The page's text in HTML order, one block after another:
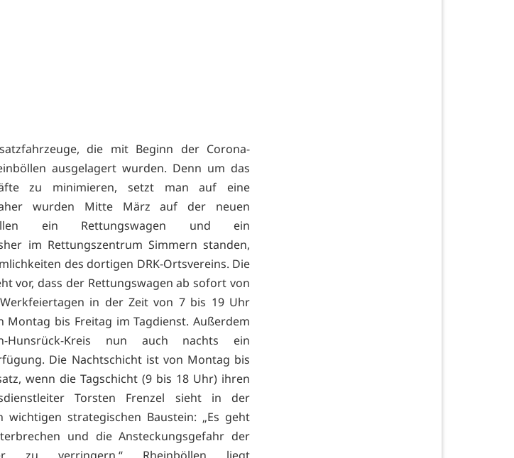
die mit Beginn der Corona-
ausgelagert wurden. Denn um das
zu minimieren, setzt man auf eine
wurden Mitte März auf der neuen
ein Rettungswagen und ein
im Rettungszentrum Simmern standen,
des dortigen DRK-Ortsvereins. Die
vor, dass der Rettungswagen ab sofort von
in der Zeit von 7 bis 19 Uhr
bis Freitag im Tagdienst. Außerdem
Kreis nun auch nachts ein
Die Nachtschicht ist von Montag bis
wenn die Tagschicht (9 bis 18 Uhr) ihren
Torsten Frenzel sieht in der
wichtigen strategischen Baustein: „Es geht
und die Ansteckungsgefahr der